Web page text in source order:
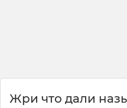
Жри что дали